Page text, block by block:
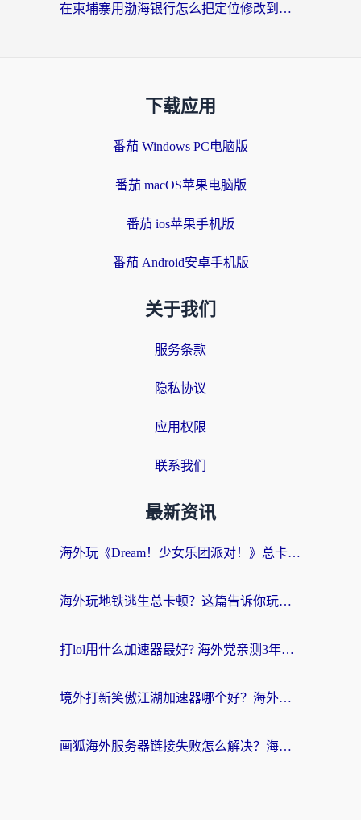
在柬埔寨用渤海银行怎么把定位修改到中国国内？3招解决海外生活的“数字乡愁”
下载应用
番茄 Windows PC电脑版
番茄 macOS苹果电脑版
番茄 ios苹果手机版
番茄 Android安卓手机版
关于我们
服务条款
隐私协议
应用权限
联系我们
最新资讯
海外玩《Dream！少女乐团派对！》总卡顿？加速器到底能不能用？一篇指南解决你的国服游戏难题
海外玩地铁逃生总卡顿？这篇告诉你玩地铁逃生用什么加速器好,比较好
打lol用什么加速器最好? 海外党亲测3年的国服游戏加速终极攻略
境外打新笑傲江湖加速器哪个好？海外玩家国服畅玩全攻略（附实测推荐）
画狐海外服务器链接失败怎么解决？海外玩家国服游戏加速器终极指南